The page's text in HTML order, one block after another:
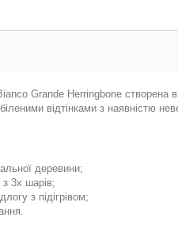
Grande Herringbone створена
відтінками з наявністю
деревини;
з 3х шарів;
з підігрівом;